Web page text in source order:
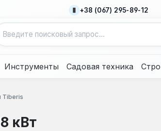
+38 (067) 295-89-12
Инструменты Садовая техника
Tiberis
кВт